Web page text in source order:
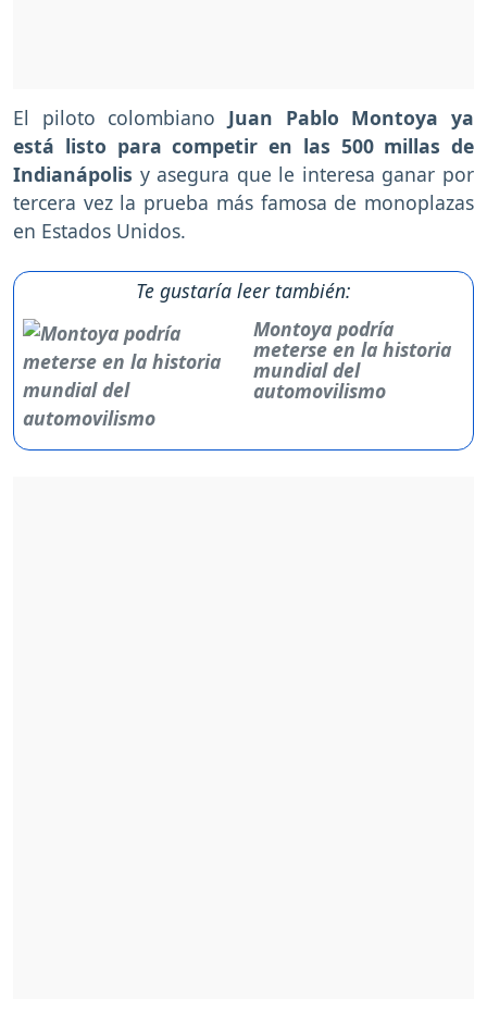
El piloto colombiano Juan Pablo Montoya ya
está listo para competir en las 500 millas de
Indianápolis y asegura que le interesa ganar por
tercera vez la prueba más famosa de monoplazas
en Estados Unidos.
Te gustaría leer también:
Montoya podría
meterse en la historia
mundial del
automovilismo